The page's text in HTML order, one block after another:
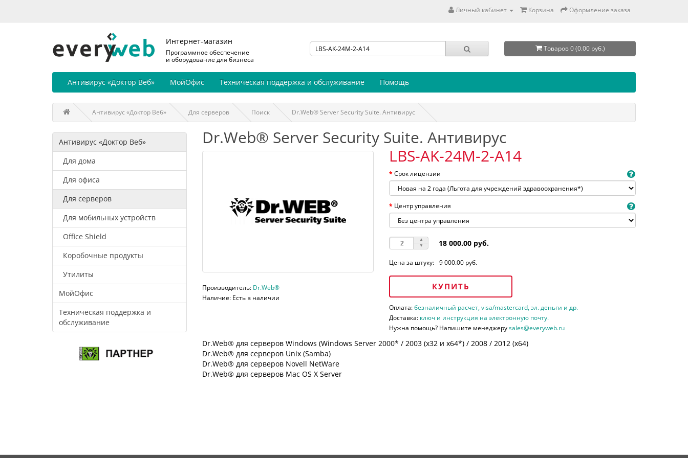
Личный кабинет Корзина Оформление заказа
Интернет-магазин
Программное обеспечение
и оборудование для бизнеса
Товаров 0 (0.00 руб.)
Антивирус «Доктор Веб» МойОфис Техническая поддержка и обслуживание Помощь
Антивирус «Доктор Веб» Для серверов Поиск Dr.Web® Server Security Suite. Антивирус
Антивирус «Доктор Веб»
Для дома
Для офиса
Для серверов
Для мобильных устройств
Office Shield
Коробочные продукты
Утилиты
МойОфис
Техническая поддержка и
обслуживание
Dr.Web® Server Security Suite. Антивирус
Производитель: Dr.Web®
Наличие: Есть в наличии
LBS-AK-24M-2-A14
Срок лицензии
Центр управления
18 000.00 руб.
Цена за штуку: 9 000.00 руб.
КУПИТЬ
Оплата:безналичный расчет, visa/mastercard, эл. деньги и др.
Доставка: ключ и инструкция на электронную почту.
Нужна помощь? Напишите менеджеруsales@everyweb.ru
Dr.Web® для серверов Windows (Windows Server 2000* / 2003 (х32 и х64*) / 2008 / 2012 (х64)
Dr.Web® для серверов Unix (Samba)
Dr.Web® для серверов Novell NetWare
Dr.Web® для серверов Mac OS X Server